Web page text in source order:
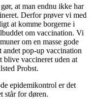
at man endnu ikke har
Derfor prøver vi med
at komme borgerne i
om vaccination. Vi
om en masse gode
andet pop-up vaccination
blive vaccineret uden at
Probst.
epidemikontrol er det
står for døren.